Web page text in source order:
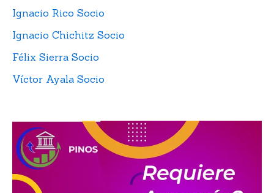
Ignacio Rico Socio
Ignacio Chichitz Socio
Félix Sierra Socio
Víctor Ayala Socio